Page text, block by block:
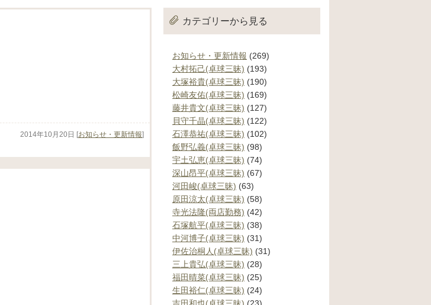
2014年10月20日 [お知らせ・更新情報]
カテゴリーから見る
お知らせ・更新情報 (269)
大村拓己(卓球三昧) (193)
大塚裕貴(卓球三昧) (190)
松崎友佑(卓球三昧) (169)
藤井貴文(卓球三昧) (127)
貝守千晶(卓球三昧) (122)
石澤恭祐(卓球三昧) (102)
飯野弘義(卓球三昧) (98)
宇土弘恵(卓球三昧) (74)
深山昂平(卓球三昧) (67)
河田峻(卓球三昧) (63)
原田涼太(卓球三昧) (58)
寺光法隆(両店勤務) (42)
石塚航平(卓球三昧) (38)
中河博子(卓球三昧) (31)
伊佐治桐人(卓球三昧) (31)
三上貴弘(卓球三昧) (28)
福田晴菜(卓球三昧) (25)
生田裕仁(卓球三昧) (24)